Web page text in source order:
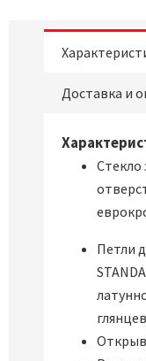
Доставка и
Стекло
Петли